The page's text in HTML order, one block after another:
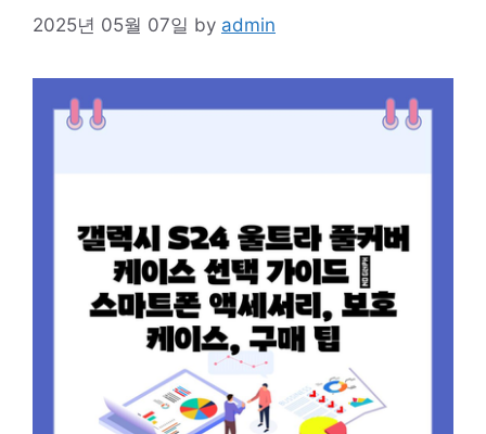
2025년 05월 07일 by admin